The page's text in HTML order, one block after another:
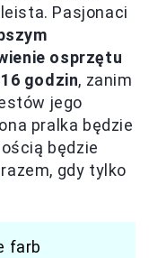
Pasjonaci
osprzętu
godzin, zanim
jego
pralka będzie
będzie
gdy tylko
farb